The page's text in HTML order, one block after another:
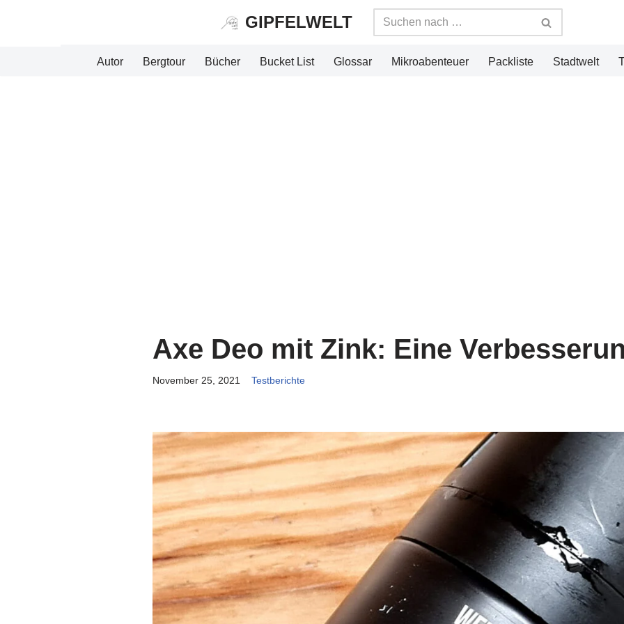
GIPFELWELT
Autor Bergtour Bücher Bucket List Glossar Mikroabenteuer Packliste Stadtwelt
Axe Deo mit Zink: Eine
November 25, 2021 Testberichte